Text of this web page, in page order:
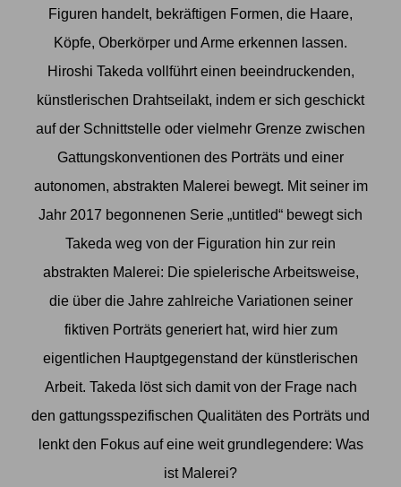
Figuren handelt, bekräftigen Formen, die Haare,
Köpfe, Oberkörper und Arme erkennen lassen.
Hiroshi Takeda vollführt einen beeindruckenden,
künstlerischen Drahtseilakt, indem er sich geschickt
auf der Schnittstelle oder vielmehr Grenze zwischen
Gattungskonventionen des Porträts und einer
autonomen, abstrakten Malerei bewegt. Mit seiner im
Jahr 2017 begonnenen Serie „untitled“ bewegt sich
Takeda weg von der Figuration hin zur rein
abstrakten Malerei: Die spielerische Arbeitsweise,
die über die Jahre zahlreiche Variationen seiner
fiktiven Porträts generiert hat, wird hier zum
eigentlichen Hauptgegenstand der künstlerischen
Arbeit. Takeda löst sich damit von der Frage nach
den gattungsspezifischen Qualitäten des Porträts und
lenkt den Fokus auf eine weit grundlegendere: Was
ist Malerei?